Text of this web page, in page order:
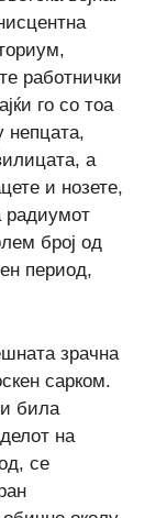
работнички
го со тоа
непцата,
а
и нозете,
радиумот
број од
период,
зрачна
сарком.
била
на
се